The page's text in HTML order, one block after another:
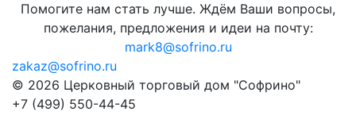
Помогите нам стать лучше. Ждём Ваши вопросы,
пожелания, предложения и идеи на почту:
mark8@sofrino.ru
zakaz@sofrino.ru
© 2026 Церковный торговый дом "Софрино"
+7 (499) 550-44-45